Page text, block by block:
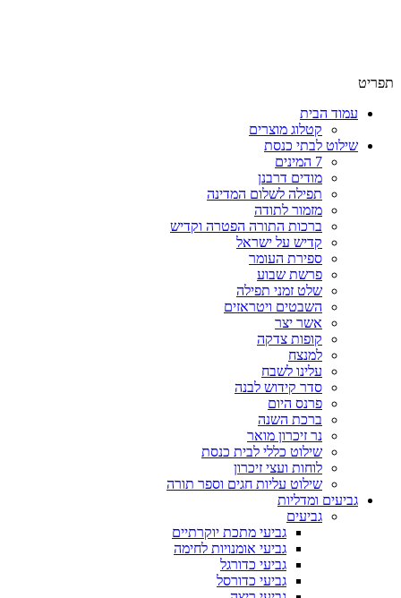
תפריט
עמוד הבית
קטלוג מוצרים
שילוט לבתי כנסת
7 המינים
מודים דרבנן
תפילה לשלום המדינה
מזמור לתודה
ברכות התורה הפטרה וקדיש
קדיש על ישראל
ספירת העומר
פרשת שבוע
שלט זמני תפילה
השבטים ויטראזים
אשר יצר
קופות צדקה
למנצח
עלינו לשבח
סדר קידוש לבנה
פרנס היום
ברכת השנה
נר זיכרון מואר
שילוט כללי לבית כנסת
לוחות ועצי זיכרון
שילוט עליות חגים וספר תורה
גביעים ומדליות
גביעים
גביעי מתכת יוקרתיים
גביעי אומנויות לחימה
גביעי כדורגל
גביעי כדורסל